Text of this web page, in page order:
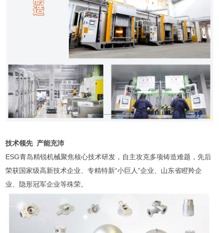
技术领先 产能充沛
ESG青岛精锐机械聚焦核心技术研发，自主攻克多项铸造难题，先后
荣获国家级高新技术企业、专精特新“小巨人”企业、山东省瞪羚企
业、隐形冠军企业等殊荣。